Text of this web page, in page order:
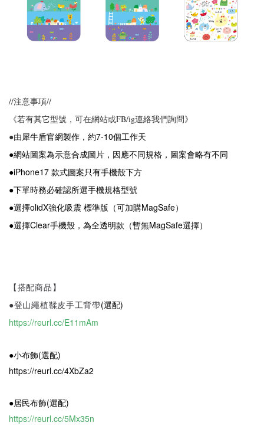
//注意事項//
《若有其它型號，可在網站或FB/ig連絡我們詢問》
●由犀牛盾官網製作，約7-10個工作天
●網站圖案為示意合成圖片，因應不同規格，圖案會略有不同
●iPhone17 款式圖案只有手機殼下方
●下單時務必確認所選手機規格型號
●選擇olidX強化吸震 標準版（可加購MagSafe）
●選擇Clear手機殼，為全透明款（暫無MagSafe選擇）
【搭配商品】
●登山繩植鞣皮手工背帶(選配)
https://reurl.cc/E11mAm
●小布飾(選配)
https://reurl.cc/4XbZa2
●居民布飾(選配)
https://reurl.cc/5Mx35n